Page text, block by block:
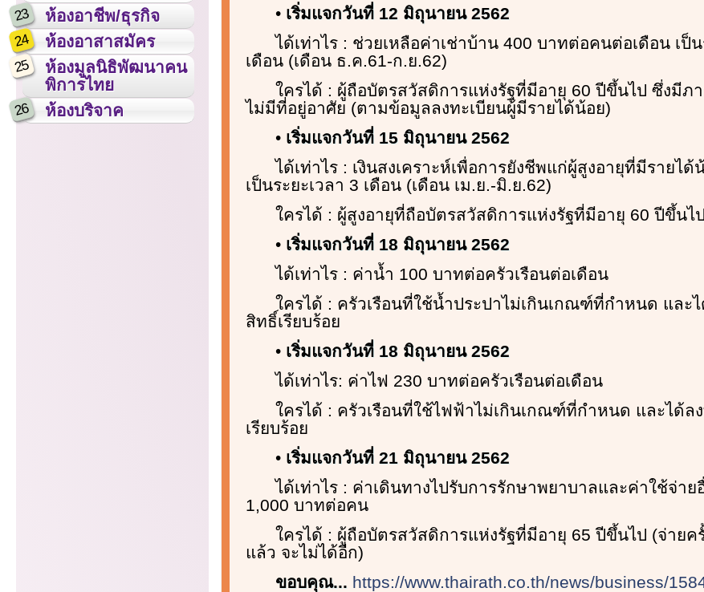
23 ห้องอาชีพ/ธุรกิจ
24 ห้องอาสาสมัคร
25
ห้องมูลนิธิพัฒนาคน
พิการไทย
26 ห้องบริจาค
• เริ่มแจกวันที่ 12 มิถุนายน 2562
ได้เท่าไร : ช่วยเหลือค่าเช่าบ้าน 400 บาทต่อคนต่อเดือน เป็น
เดือน (เดือน ธ.ค.61-ก.ย.62)
ใครได้ : ผู้ถือบัตรสวัสดิการแห่งรัฐที่มีอายุ 60 ปีขึ้นไป ซึ่งมีภ
ไม่มีที่อยู่อาศัย (ตามข้อมูลลงทะเบียนผู้มีรายได้น้อย)
• เริ่มแจกวันที่ 15 มิถุนายน 2562
ได้เท่าไร : เงินสงเคราะห์เพื่อการยังชีพแก่ผู้สูงอายุที่มีรายไ
เป็นระยะเวลา 3 เดือน (เดือน เม.ย.-มิ.ย.62)
ใครได้ : ผู้สูงอายุที่ถือบัตรสวัสดิการแห่งรัฐที่มีอายุ 60 ปีขึ้นไป
• เริ่มแจกวันที่ 18 มิถุนายน 2562
ได้เท่าไร : ค่าน้ำ 100 บาทต่อครัวเรือนต่อเดือน
ใครได้ : ครัวเรือนที่ใช้น้ำประปาไม่เกินเกณฑ์ที่กำหนด และ
สิทธิ์เรียบร้อย
• เริ่มแจกวันที่ 18 มิถุนายน 2562
ได้เท่าไร: ค่าไฟ 230 บาทต่อครัวเรือนต่อเดือน
ใครได้ : ครัวเรือนที่ใช้ไฟฟ้าไม่เกินเกณฑ์ที่กำหนด และได้ล
เรียบร้อย
• เริ่มแจกวันที่ 21 มิถุนายน 2562
ได้เท่าไร : ค่าเดินทางไปรับการรักษาพยาบาลและค่าใช้จ่า
1,000 บาทต่อคน
ใครได้ : ผู้ถือบัตรสวัสดิการแห่งรัฐที่มีอายุ 65 ปีขึ้นไป (จ่ายค
แล้ว จะไม่ได้อีก)
ขอบคุณ... https://www.thairath.co.th/news/business/